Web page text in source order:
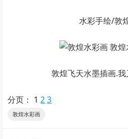
水彩手绘/敦
敦煌飞天水墨插画.
分页： 1 2 3
敦煌水彩画